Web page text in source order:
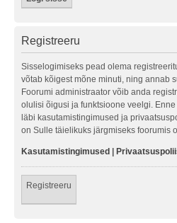
Registreeru
Sisselogimiseks pead olema
võtab kõigest mõne minuti, ning annab
Foorumi administraator võib anda
olulisi õigusi ja funktsioone veelgi.
läbi kasutamistingimused ja
on Sulle täielikuks järgmiseks foorumis
Kasutamistingimused
Registreeru